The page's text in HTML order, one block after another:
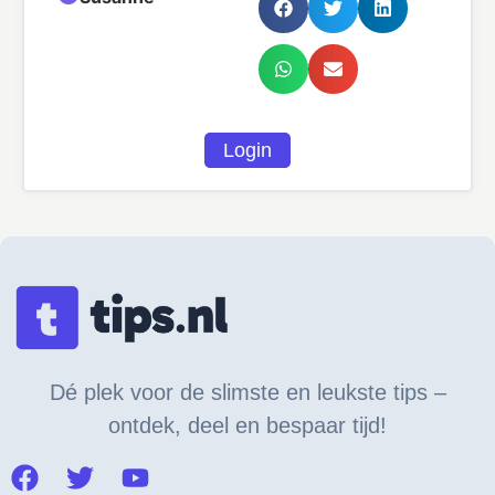
Login
Dé plek voor de slimste en leukste tips –
ontdek, deel en bespaar tijd!